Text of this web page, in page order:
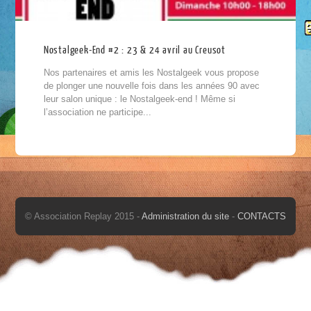
Nostalgeek-End #2 : 23 & 24 avril au Creusot
Nos partenaires et amis les Nostalgeek vous propose
de plonger une nouvelle fois dans les années 90 avec
leur salon unique : le Nostalgeek-end ! Même si
l’association ne participe...
© Association Replay 2015 - Administration du site - CONTACTS